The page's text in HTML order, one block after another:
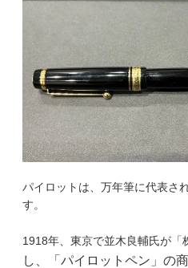
パイロットは、万年筆に代表さ
す。
1918年、東京で並木良輔氏が「
し、「パイロットペン」の